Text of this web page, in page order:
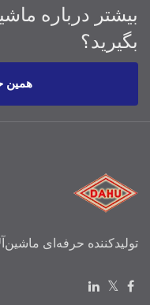
بیشتر درباره
بگیرید؟
همین
تولیدکننده حرفه‌ای